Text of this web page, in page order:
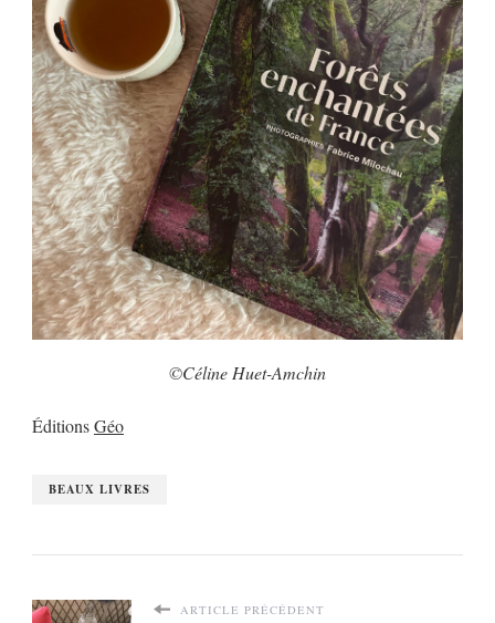
©Céline Huet-Amchin
ÉditionsGéo
BEAUX LIVRES
ARTICLE PRÉCÉDENT